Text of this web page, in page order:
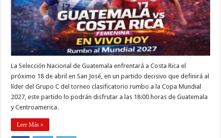
La Selección Nacional de Guatemala enfrentará a Costa Rica el
próximo 18 de abril en San José, en un partido decisivo que definirá al
líder del Grupo C del torneo clasificatorio rumbo a la Copa Mundial
2027, este partido lo podrán disfrutar a las 18:00 horas de Guatemala
y Centroamerica.
Leer Más »